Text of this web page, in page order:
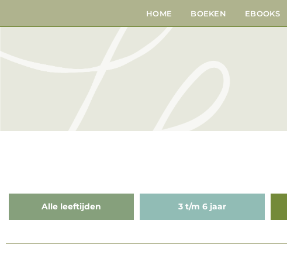
HOME BOEKEN EBOOKS
Alle leeftijden 3 t/m 6 jaar